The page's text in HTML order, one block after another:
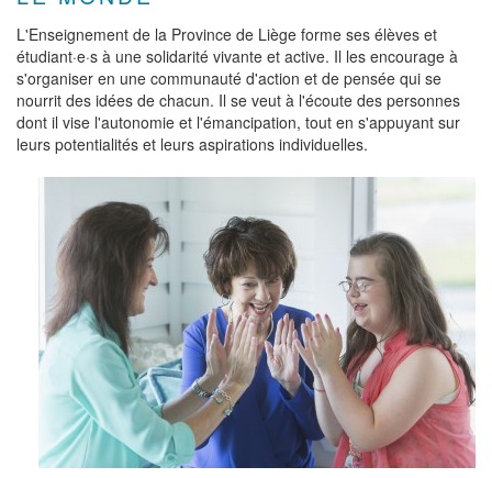
L'Enseignement de la Province de Liège forme ses élèves et
étudiant·e·s à une solidarité vivante et active. Il les encourage à
s'organiser en une communauté d'action et de pensée qui se
nourrit des idées de chacun. Il se veut à l'écoute des personnes
dont il vise l'autonomie et l'émancipation, tout en s'appuyant sur
leurs potentialités et leurs aspirations individuelles.